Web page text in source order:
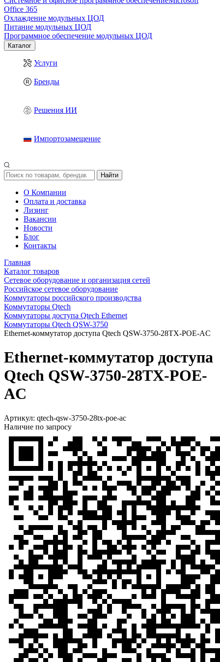
Office 365
Охлаждение модульных ЦОД
Питание модульных ЦОД
Программное обеспечение модульных ЦОД
Каталог
Услуги
Бренды
Решения ИИ
Импортозамещение
Найти
О Компании
Оплата и доставка
Лизинг
Вакансии
Новости
Блог
Контакты
Главная
Каталог товаров
Сетевое оборудование и организация сетей
Российское сетевое оборудование
Коммутаторы российского производства
Коммутаторы Qtech
Коммутаторы доступа Qtech Ethernet
Коммутаторы Qtech QSW-3750
Ethernet-коммутатор доступа Qtech QSW-3750-28TX-POE-AC
Ethernet-коммутатор доступа
Qtech QSW-3750-28TX-POE-
AC
Артикул: qtech-qsw-3750-28tx-poe-ac
Наличие по запросу